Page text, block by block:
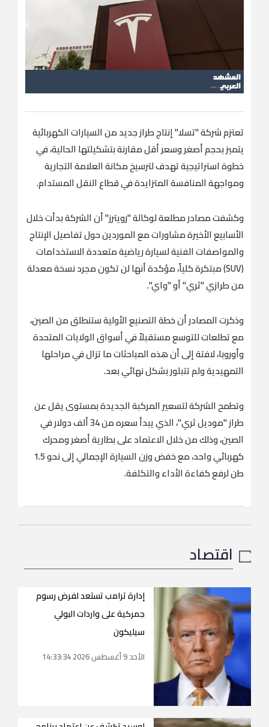
تعتزم شركة "تسلا" إنتاج طراز جديد من السيارات الكهربائية
يتميز بحجم أصغر وسعر أقل مقارنة بتشكيلتها الحالية، في
خطوة استراتيجية تهدف لترسيخ مكانة العلامة التجارية
ومواجهة المنافسة المتزايدة في قطاع النقل المستدام.
وكشفت مصادر مطلعة لوكالة "رويترز" أن الشركة بدأت خلال
الأسابيع الأخيرة مشاورات مع الموردين حول تفاصيل الإنتاج
والمواصفات الفنية لسيارة رياضية متعددة الاستخدامات
(SUV) مبتكرة كلياً، مؤكدة أنها لن تكون مجرد نسخة معدلة
من طرازي "ثري" أو "واي".
وذكرت المصادر أن خطة التصنيع الأولية ستنطلق من الصين،
مع تطلعات للتوسع مستقبلاً في أسواق الولايات المتحدة
وأوروبا، لافتة إلى أن هذه المباحثات ما تزال في مراحلها
التمهيدية ولم تتبلور بشكل نهائي بعد.
وتطمح الشركة لتسعير المركبة الجديدة بمستوى يقل عن
طراز "موديل ثري"، الذي يبدأ سعره من 34 ألف دولار في
الصين، وذلك من خلال الاعتماد على بطارية أصغر ومحرك
كهربائي واحد، مع خفض وزن السيارة الإجمالي إلى نحو 1.5
طن لرفع كفاءة الأداء والتكلفة.
اقتصاد
إدارة ترامب تستعد لفرض رسوم
جمركية على واردات البولي
سيليكون
الأحد 9 أغسطس 2026 14:33:34